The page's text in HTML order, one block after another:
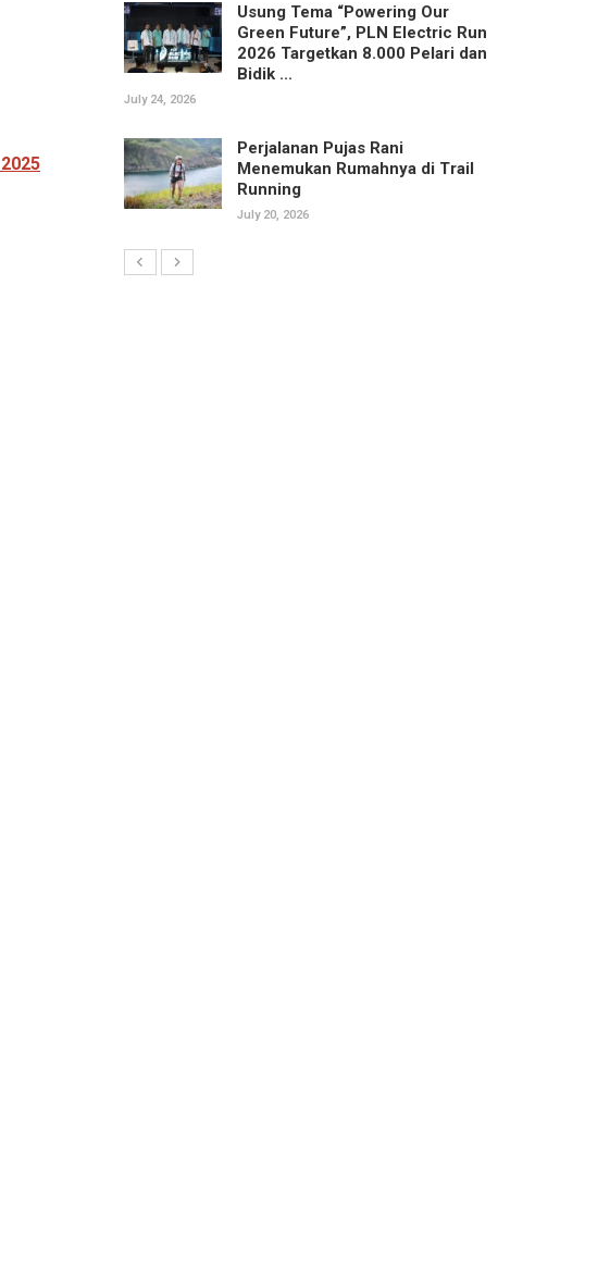
Usung Tema “Powering Our
Green Future”, PLN Electric Run
2026 Targetkan 8.000 Pelari dan
Bidik ...
July 24, 2026
Perjalanan Pujas Rani
Menemukan Rumahnya di Trail
Running
July 20, 2026